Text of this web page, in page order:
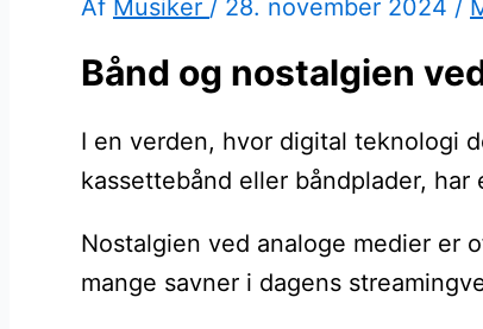
Af Musiker / 28. november 2024 /
Bånd og nostalgien
I en verden, hvor digital teknologi
kassettebånd eller båndplader,
Nostalgien ved analoge medier er
mange savner i dagens